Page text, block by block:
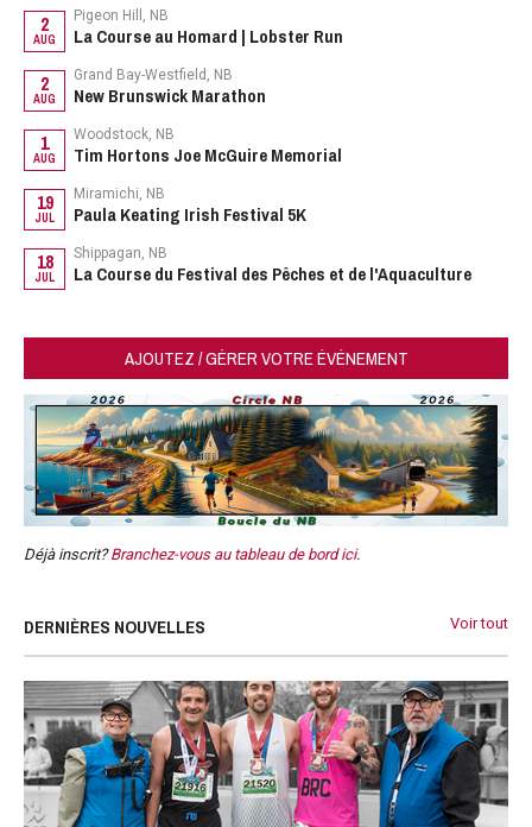
2
AUG
Pigeon Hill, NB
La Course au Homard | Lobster Run
2
AUG
Grand Bay-Westfield, NB
New Brunswick Marathon
1
AUG
Woodstock, NB
Tim Hortons Joe McGuire Memorial
19
JUL
Miramichi, NB
Paula Keating Irish Festival 5K
18
JUL
Shippagan, NB
La Course du Festival des Pêches et de l'Aquaculture
AJOUTEZ / GÉRER VOTRE ÉVÉNEMENT
Déjà inscrit?Branchez-vous au tableau de bord ici.
DERNIÈRES NOUVELLES Voir tout